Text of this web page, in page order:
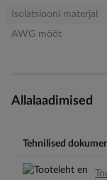
Isolatsiooni materjal
AWG mõõt
Allalaadimised
Tehnilised